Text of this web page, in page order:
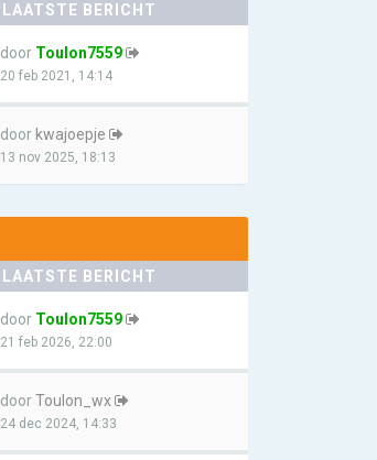
LAATSTE BERICHT
door Toulon7559
20 feb 2021, 14:14
door kwajoepje
13 nov 2025, 18:13
LAATSTE BERICHT
door Toulon7559
21 feb 2026, 22:00
doorToulon_wx
24 dec 2024, 14:33